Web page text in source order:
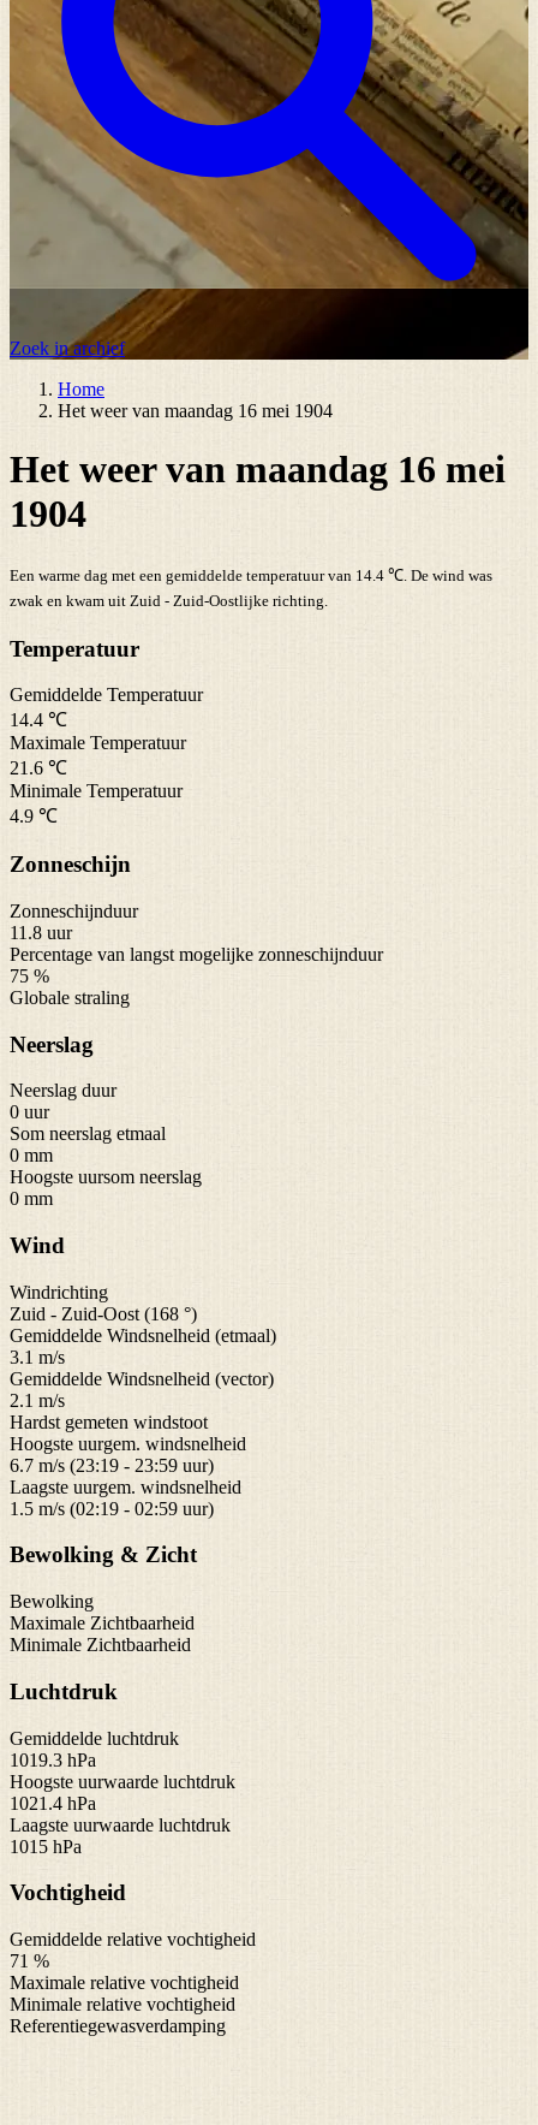
Zoek in archief
Home
Het weer van maandag 16 mei 1904
Het weer van maandag 16 mei
1904
Een warme dag met een gemiddelde temperatuur van 14.4 ℃. De wind was
zwak en kwam uit Zuid - Zuid-Oostlijke richting.
Temperatuur
Gemiddelde Temperatuur
14.4 ℃
Maximale Temperatuur
21.6 ℃
Minimale Temperatuur
4.9 ℃
Zonneschijn
Zonneschijnduur
11.8 uur
Percentage van langst mogelijke zonneschijnduur
75 %
Globale straling
Neerslag
Neerslag duur
0 uur
Som neerslag etmaal
0 mm
Hoogste uursom neerslag
0 mm
Wind
Windrichting
Zuid - Zuid-Oost (168 °)
Gemiddelde Windsnelheid (etmaal)
3.1 m/s
Gemiddelde Windsnelheid (vector)
2.1 m/s
Hardst gemeten windstoot
Hoogste uurgem. windsnelheid
6.7 m/s (23:19 - 23:59 uur)
Laagste uurgem. windsnelheid
1.5 m/s (02:19 - 02:59 uur)
Bewolking & Zicht
Bewolking
Maximale Zichtbaarheid
Minimale Zichtbaarheid
Luchtdruk
Gemiddelde luchtdruk
1019.3 hPa
Hoogste uurwaarde luchtdruk
1021.4 hPa
Laagste uurwaarde luchtdruk
1015 hPa
Vochtigheid
Gemiddelde relative vochtigheid
71 %
Maximale relative vochtigheid
Minimale relative vochtigheid
Referentiegewasverdamping